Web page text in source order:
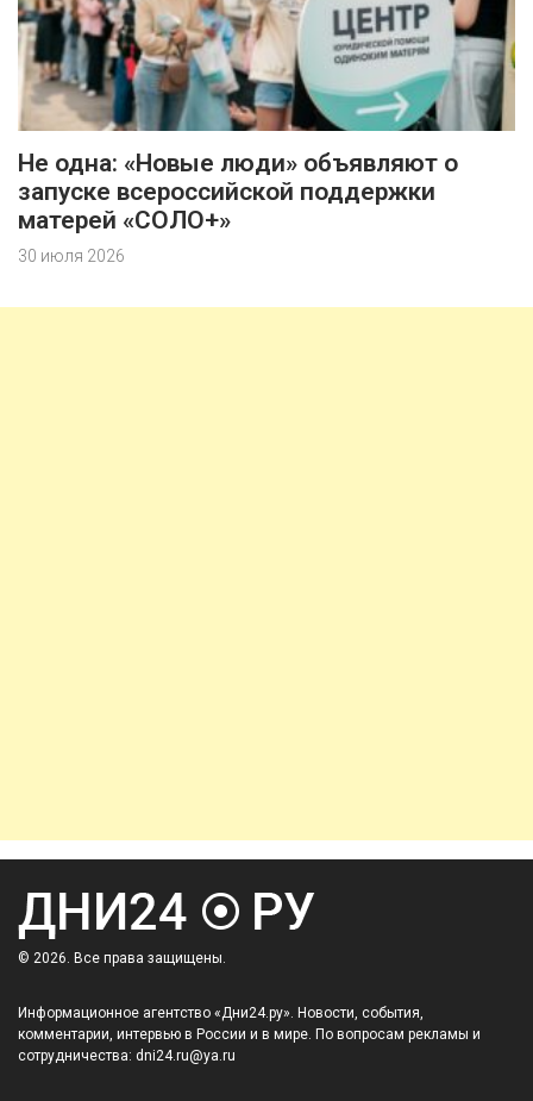
Не одна: «Новые люди» объявляют о
запуске всероссийской поддержки
матерей «СОЛО+»
30 июля 2026
© 2026. Все права защищены.
Информационное агентство «Дни24.ру». Новости, события,
комментарии, интервью в России и в мире. По вопросам рекламы и
сотрудничества: dni24.ru@ya.ru